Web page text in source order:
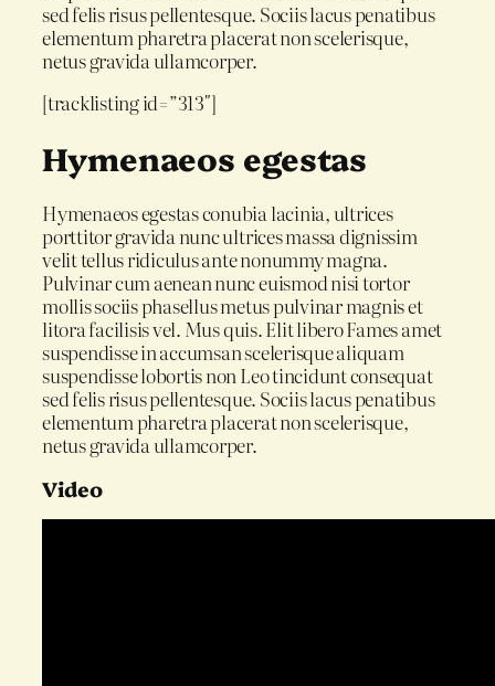
sed felis risus pellentesque. Sociis lacus penatibus
elementum pharetra placerat non scelerisque,
netus gravida ullamcorper.
[tracklisting id=”313″]
Hymenaeos egestas
Hymenaeos egestas conubia lacinia, ultrices
porttitor gravida nunc ultrices massa dignissim
velit tellus ridiculus ante nonummy magna.
Pulvinar cum aenean nunc euismod nisi tortor
mollis sociis phasellus metus pulvinar magnis et
litora facilisis vel. Mus quis. Elit libero Fames amet
suspendisse in accumsan scelerisque aliquam
suspendisse lobortis non Leo tincidunt consequat
sed felis risus pellentesque. Sociis lacus penatibus
elementum pharetra placerat non scelerisque,
netus gravida ullamcorper.
Video